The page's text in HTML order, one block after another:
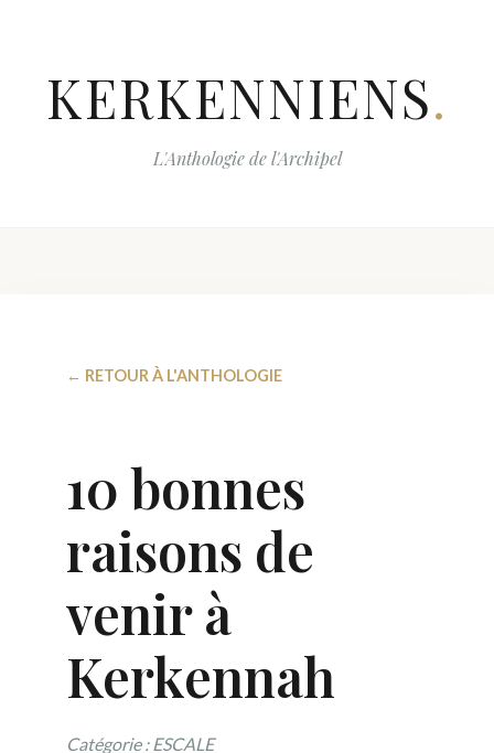
KERKENNIENS.
L'Anthologie de l'Archipel
← RETOUR À L'ANTHOLOGIE
10 bonnes
raisons de
venir à
Kerkennah
Catégorie : ESCALE